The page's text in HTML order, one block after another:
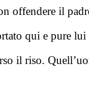
offendere il
qui e pure lui
il riso.